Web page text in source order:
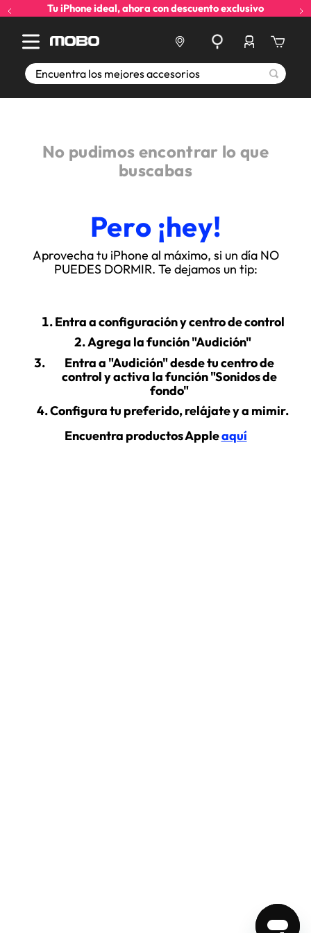
Tu iPhone ideal, ahora con descuento exclusivo
Encuentra los mejores accesorios
No pudimos encontrar lo que
buscabas
Pero ¡hey!
Aprovecha tu iPhone al máximo, si un día NO
PUEDES DORMIR. Te dejamos un tip:
Entra a configuración y centro de control
Agrega la función "Audición"
Entra a "Audición" desde tu centro de
control y activa la función "Sonidos de
fondo"
Configura tu preferido, relájate y a mimir.
Encuentra productos Appleaquí